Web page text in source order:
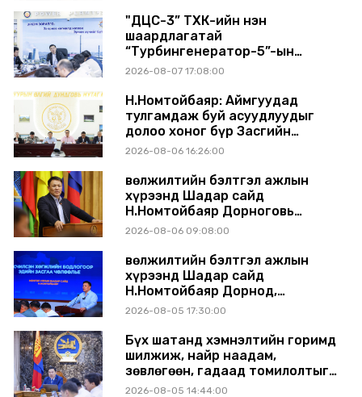
"ДЦС-3” ТӨХК-ийн нэн
шаардлагатай
“Турбингенератор-5”-ын
шинэчлэлийн төсвийг
2026-08-07 17:08:00
Н.Номтойбаяр: Аймгуудад
тулгамдаж буй асуудлуудыг
долоо хоног бүр Засгийн
газрын хуралдаанд
2026-08-06 16:26:00
Өвөлжилтийн бэлтгэл ажлын
хүрээнд Шадар сайд
Н.Номтойбаяр Дорноговь
аймагт ажиллав
2026-08-06 09:08:00
Өвөлжилтийн бэлтгэл ажлын
хүрээнд Шадар сайд
Н.Номтойбаяр Дорнод,
Сүхбаатар аймагт ажиллав
2026-08-05 17:30:00
Бүх шатанд хэмнэлтийн горимд
шилжиж, найр наадам,
зөвлөгөөн, гадаад томилолтыг
хориглолоо
2026-08-05 14:44:00